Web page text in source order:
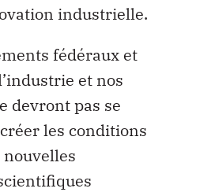
industrielle.
fédéraux et
et nos
devront pas se
les conditions